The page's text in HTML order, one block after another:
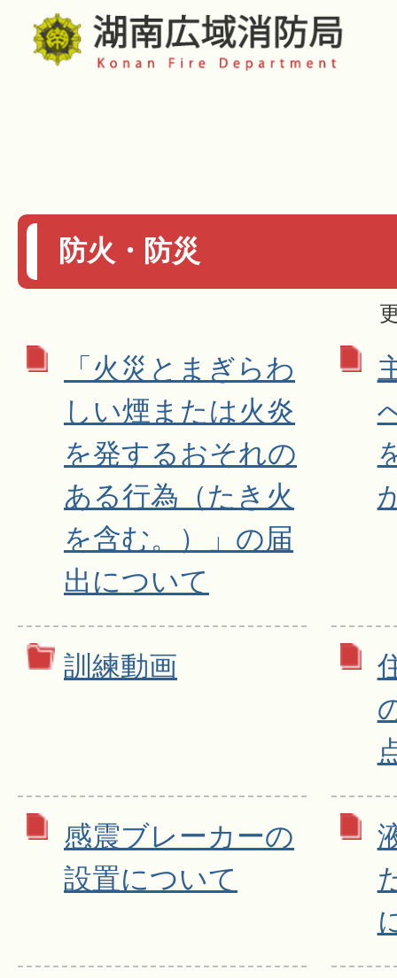
防火・防災
「火災とまぎらわ
しい煙または火炎
を発するおそれの
ある行為（たき火
を含む。）」の届
出について
訓練動画
感震ブレーカーの
設置について